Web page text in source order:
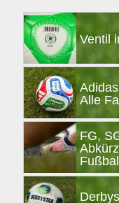
Ventil
Alle
FG,